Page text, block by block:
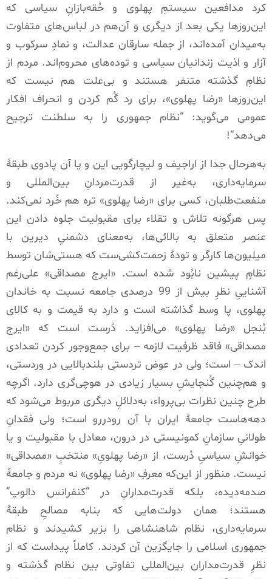
کرد مدافعین سیستمِ پهلوی و حُقه‌بازانِ سیاسی که
این‌روزها یکی بعد از دیگری و آن‌هم در لباس‌های متفاوت
به‌میدان آمده‌اند، از جمله سارقان عدالت، و نمادِ سرکوب و
آزار و اذیت زندانیان سیاسی و توده‌های محروم‌اند. مردم از
نظامِ گذشته متنفر هستند و بی‌علت هم نیست که
این‌روزها «رضا پهلوی»، برای رد گُم کردن و انحراف افکار
عمومی می‌گوید: “نظام جمهوری را به سلطنت ترجیح
می‌دهد“!
به‌هرحال جدا از اراجیف و لیچارگویی این و یا آن پادوی طبقۀ
سرمایه‌داری، به‌غیر از قدرت‌مردانِ بین‌المللی و
منفعت‌طلبان، کسی برای «رضا پهلوی» تره هم خُرد نمی‌کند.
پس هرگونه تلاش و تقلاء برای مقبولیت جلوه دادن این
عنصر متعلق به بالائی‌ها، به‌معنای دشمنیِ دیرین با
میلیون‌ها کارگر و تودۀ زحمت‌کشی‌ست که هستی‌شان توسط
نظامِ پیشین نابُود شده است. «ایرج مصداقی» علی‌رغم
آشناییِ نظرِ بیش از99
درصدی جامعه نسبت به خاندان
پهلوی، پا وسط گذاشته است و دارد به قیمت و به کالای
بُنجل «رضا پهلوی» می‌افزاید. دُرست است که «ایرج
مصداقی» فاقد ظرفیت لازمه – برای جمع‌و‌جور کردن تعدادی
اندک – است؛ ولی در عوض تردستی بلندبالایی در وردستی،
و هم‌چنین گُنجایشِ بسیار زیادی در هوچی‌گری دارد. اگرچه
طرح چنین نظرات بی‌پرواء، به‌دلائلِ دیگری مربوط می‌شود که
دهه‌هاست جامعۀ ایران با آن رودررو است؛ ولی فقدانِ
طولانیِ سازمانِ کمونیستی در درون، معادل با مقبولیت و یا
خوانشِ سیاسیِ دُرست، از «رضا پهلویِ» منتخبِ «مصداقی»
نیست. منظور از این‌که معرفِ «رضا پهلوی» نه مردم و جامعۀ
صدمه‌دیده، بلکه قدرت‌مدارانِ در “کنفرانس دالوپ”
هستند؛ همان دولت‌هایی که بنابه مصالحِ طبقۀ
سرمایه‌داری، نظام شاهنشاهی را بزیر کشیدند و نظام
جمهوری اسلامی را جایگزین آن کردند.کاملاً پیداست که از
نظرِ قدرت‌مداران بین‌المللی تفاوتی بین نظام گذشته و